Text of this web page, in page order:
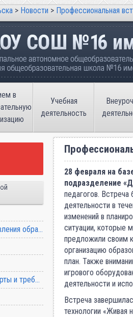
> Новости > Профессиональная
Тобольска
в
Учебная
деятельность
Структура и органы управления образовательной организацией
Образовательные стандарты и требования
28 февраля на
подразделение
педагогов. Встреча
деятельности в
изменений в
ситуации, которые
предложили своим
организацию
план. Также
игрового
деятельности и
Встреча
технологии «Живая